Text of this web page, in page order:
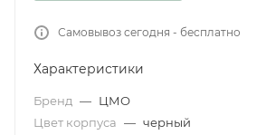
Самовывоз сегодня - бесплатно
Характеристики
Бренд — ЦМО
Цвет корпуса — черный